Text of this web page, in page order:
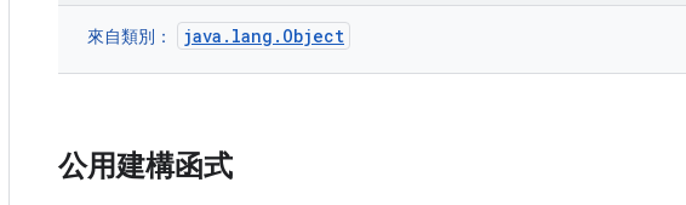
來自類別： java.lang.Object
公用建構函式